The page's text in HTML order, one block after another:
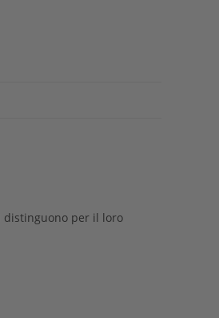
distinguono per il loro